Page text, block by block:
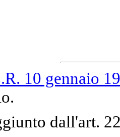
10 gennaio
dall'art.